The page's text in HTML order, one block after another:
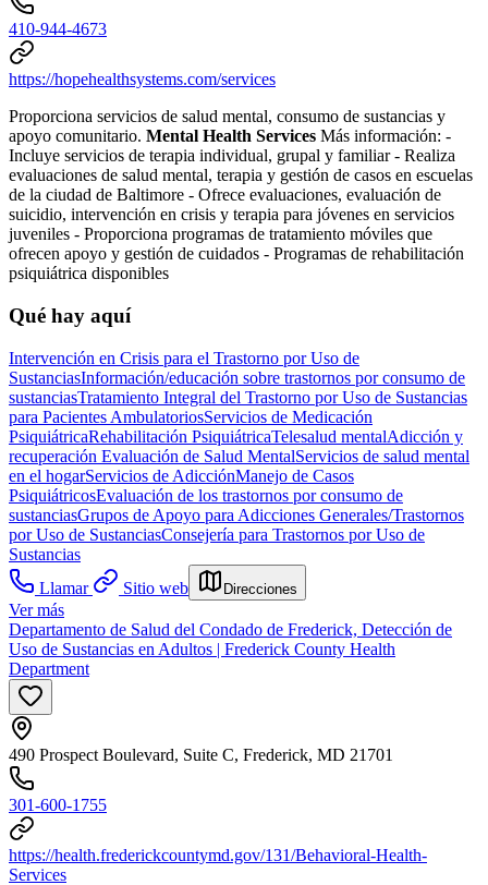
410-944-4673
https://hopehealthsystems.com/services
Proporciona servicios de salud mental, consumo de sustancias y
apoyo comunitario. Mental Health Services Más información: -
Incluye servicios de terapia individual, grupal y familiar - Realiza
evaluaciones de salud mental, terapia y gestión de casos en escuelas
de la ciudad de Baltimore - Ofrece evaluaciones, evaluación de
suicidio, intervención en crisis y terapia para jóvenes en servicios
juveniles - Proporciona programas de tratamiento móviles que
ofrecen apoyo y gestión de cuidados - Programas de rehabilitación
psiquiátrica disponibles
Qué hay aquí
Intervención en Crisis para el Trastorno por Uso de
SustanciasInformación/educación sobre trastornos por consumo de
sustanciasTratamiento Integral del Trastorno por Uso de Sustancias
para Pacientes AmbulatoriosServicios de Medicación
PsiquiátricaRehabilitación PsiquiátricaTelesalud mentalAdicción y
recuperación Evaluación de Salud MentalServicios de salud mental
en el hogarServicios de AdicciónManejo de Casos
PsiquiátricosEvaluación de los trastornos por consumo de
sustanciasGrupos de Apoyo para Adicciones Generales/Trastornos
por Uso de SustanciasConsejería para Trastornos por Uso de
Sustancias
Llamar
Sitio web Direcciones
Ver más
Departamento de Salud del Condado de Frederick, Detección de
Uso de Sustancias en Adultos | Frederick County Health
Department
490 Prospect Boulevard, Suite C, Frederick, MD 21701
301-600-1755
https://health.frederickcountymd.gov/131/Behavioral-Health-
Services